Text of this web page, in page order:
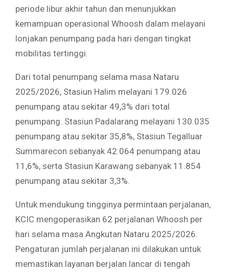
periode libur akhir tahun dan menunjukkan
kemampuan operasional Whoosh dalam melayani
lonjakan penumpang pada hari dengan tingkat
mobilitas tertinggi.
Dari total penumpang selama masa Nataru
2025/2026, Stasiun Halim melayani 179.026
penumpang atau sekitar 49,3% dari total
penumpang. Stasiun Padalarang melayani 130.035
penumpang atau sekitar 35,8%, Stasiun Tegalluar
Summarecon sebanyak 42.064 penumpang atau
11,6%, serta Stasiun Karawang sebanyak 11.854
penumpang atau sekitar 3,3%.
Untuk mendukung tingginya permintaan perjalanan,
KCIC mengoperasikan 62 perjalanan Whoosh per
hari selama masa Angkutan Nataru 2025/2026.
Pengaturan jumlah perjalanan ini dilakukan untuk
memastikan layanan berjalan lancar di tengah